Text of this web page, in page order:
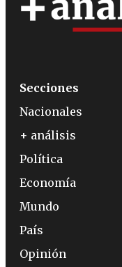
Secciones
Nacionales
+ análisis
Política
Economía
Mundo
País
Opinión